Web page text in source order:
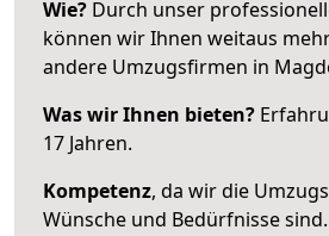
Wie? Durch unser
können wir Ihnen weitaus
andere Umzugsfirmen in
Was wir Ihnen bieten?
17 Jahren.
Kompetenz, da wir die
Wünsche und Bedürfnisse sind.